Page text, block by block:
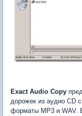
Exact Audio Copy
дорожек из аудио CD
форматы MP3 и WAV.